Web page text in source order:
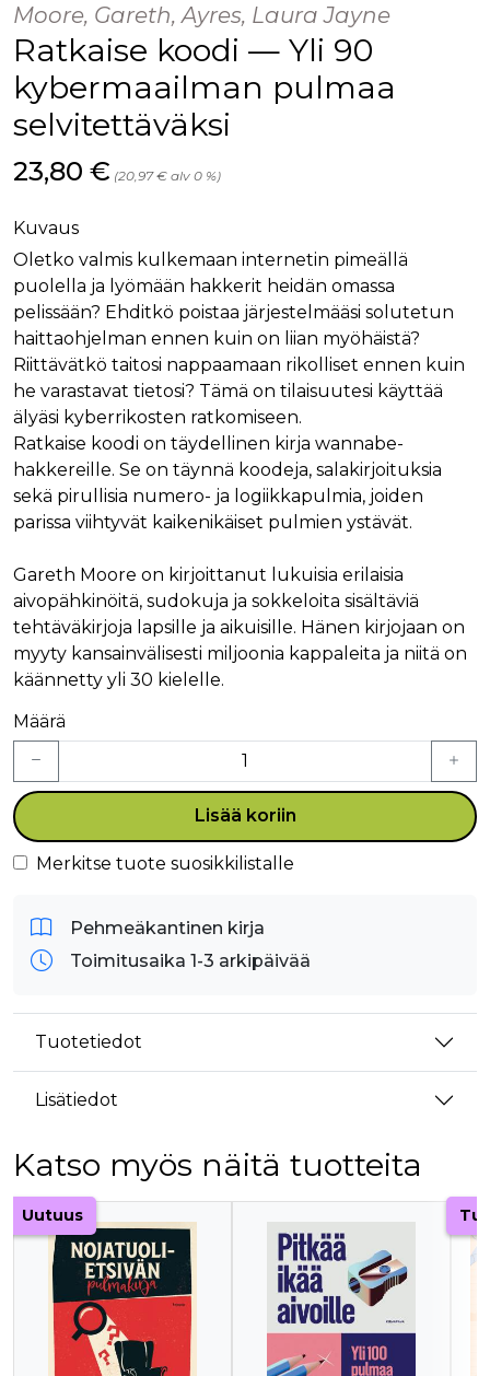
Moore, Gareth, Ayres, Laura Jayne
Ratkaise koodi — Yli 90
kybermaailman pulmaa
selvitettäväksi
Hinta nyt
23,80 € (20,97 € alv 0 %)
Kuvaus
Oletko valmis kulkemaan internetin pimeällä
puolella ja lyömään hakkerit heidän omassa
pelissään? Ehditkö poistaa järjestelmääsi solutetun
haittaohjelman ennen kuin on liian myöhäistä?
Riittävätkö taitosi nappaamaan rikolliset ennen kuin
he varastavat tietosi? Tämä on tilaisuutesi käyttää
älyäsi kyberrikosten ratkomiseen.
Ratkaise koodi on täydellinen kirja wannabe-
hakkereille. Se on täynnä koodeja, salakirjoituksia
sekä pirullisia numero- ja logiikkapulmia, joiden
parissa viihtyvät kaikenikäiset pulmien ystävät.
Gareth Moore on kirjoittanut lukuisia erilaisia
aivopähkinöitä, sudokuja ja sokkeloita sisältäviä
tehtäväkirjoja lapsille ja aikuisille. Hänen kirjojaan on
myyty kansainvälisesti miljoonia kappaleita ja niitä on
käännetty yli 30 kielelle.
Määrä
Lisää koriin
Merkitse tuote suosikkilistalle
Pehmeäkantinen kirja
Toimitusaika 1-3 arkipäivää
Tuotetiedot
Lisätiedot
Katso myös näitä tuotteita
Tuoteluettelon alku
Uutuus